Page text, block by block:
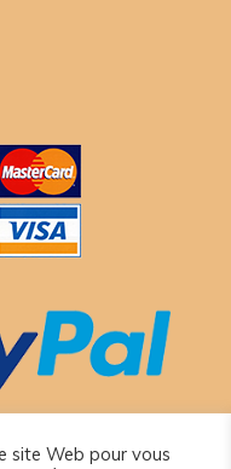
site Web pour vous